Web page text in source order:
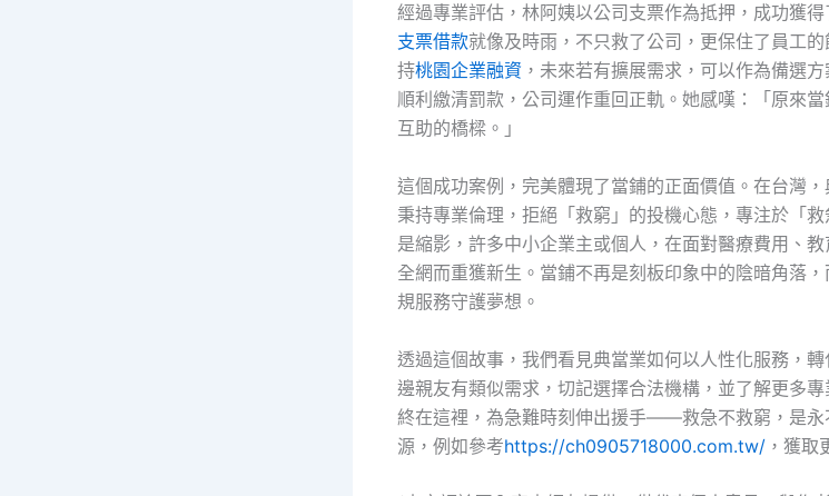
經過專業評估，林阿姨以公司支票作為抵押，成功獲
支票借款就像及時雨，不只救了公司，更保住了員工
持桃園企業融資 ，未來若有擴展需求，可以作為備選
順利繳清罰款，公司運作重回正軌。她感嘆：「原來
互助的橋樑。」
這個成功案例，完美體現了當鋪的正面價值。在台灣
秉持專業倫理，拒絕「救窮」的投機心態，專注於「
是縮影，許多中小企業主或個人，在面對醫療費用、
全網而重獲新生。當鋪不再是刻板印象中的陰暗角落
規服務守護夢想。
透過這個故事，我們看見典當業如何以人性化服務，
邊親友有類似需求，切記選擇合法機構，並了解更多
終在這裡，為急難時刻伸出援手——救急不救窮，是永
源，例如參考https://ch0905718000.com.tw/ ，獲取